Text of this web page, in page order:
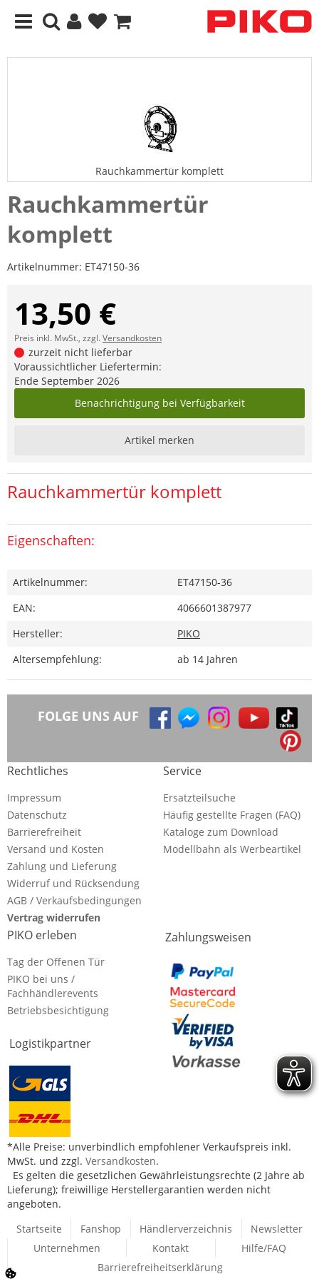
Rauchkammertür komplett
Rauchkammertür
komplett
Artikelnummer: ET47150-36
13,50 €
Preis inkl. MwSt., zzgl.Versandkosten
zurzeit nicht lieferbar
Voraussichtlicher Liefertermin:
Ende September 2026
Benachrichtigung bei Verfügbarkeit
Artikel merken
Rauchkammertür komplett
Eigenschaften:
Artikelnummer:
ET47150-36
EAN:
4066601387977
Hersteller:
PIKO
Altersempfehlung:
ab 14 Jahren
FOLGE UNS AUF
Rechtliches
Impressum
Datenschutz
Barrierefreiheit
Versand und Kosten
Zahlung und Lieferung
Widerruf und Rücksendung
AGB / Verkaufsbedingungen
Vertrag widerrufen
Service
Ersatzteilsuche
Häufig gestellte Fragen (FAQ)
Kataloge zum Download
Modellbahn als Werbeartikel
PIKO erleben
Tag der Offenen Tür
PIKO bei uns /
Fachhändlerevents
Betriebsbesichtigung
Logistikpartner
Zahlungsweisen
*Alle Preise: unverbindlich empfohlener Verkaufspreis inkl.
MwSt. und zzgl. Versandkosten.
Es gelten die gesetzlichen Gewährleistungsrechte (2 Jahre ab
Lieferung); freiwillige Herstellergarantien werden nicht
angeboten.
Startseite
Fanshop Händlerverzeichnis
Newsletter
Unternehmen
Kontakt
Hilfe/FAQ
Barrierefreiheitserklärung